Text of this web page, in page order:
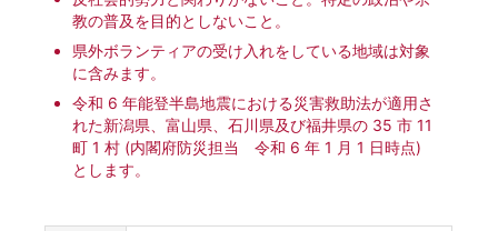
教の普及を目的としないこと。
県外ボランティアの受け入れをしている地域は対象
に含みます。
令和 6 年能登半島地震における災害救助法が適用さ
れた新潟県、富山県、石川県及び福井県の 35 市 11
町 1 村 (内閣府防災担当 令和 6 年 1 月 1 日時点)
とします。